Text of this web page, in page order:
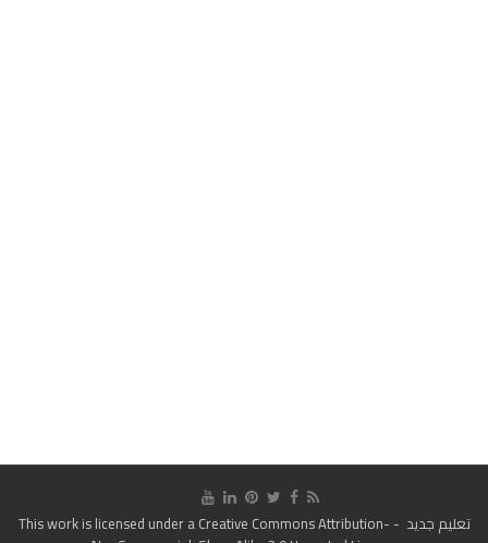
تعليم جديد - This work is licensed under a
Creative Commons Attribution-